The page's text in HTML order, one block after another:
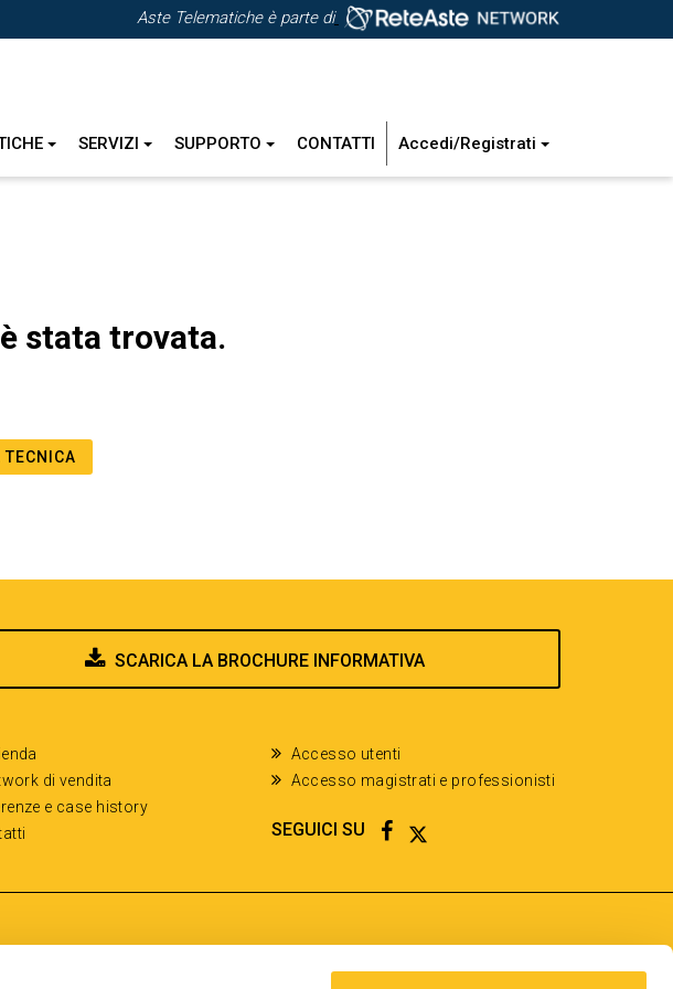
Aste Telematiche è parte di
SERVIZI SUPPORTO CONTATTI Accedi/Registrati
stata trovata.
TECNICA
SCARICA LA BROCHURE INFORMATIVA
di vendita
e case history
Accesso utenti
Accesso magistrati e professionisti
SEGUICI SU FACEBOOK
TWITTER